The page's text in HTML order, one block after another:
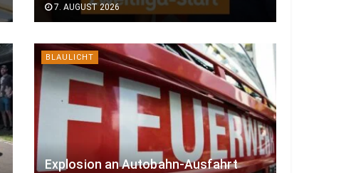
7. AUGUST 2026
BLAULICHT
Explosion an Autobahn-Ausfahrt